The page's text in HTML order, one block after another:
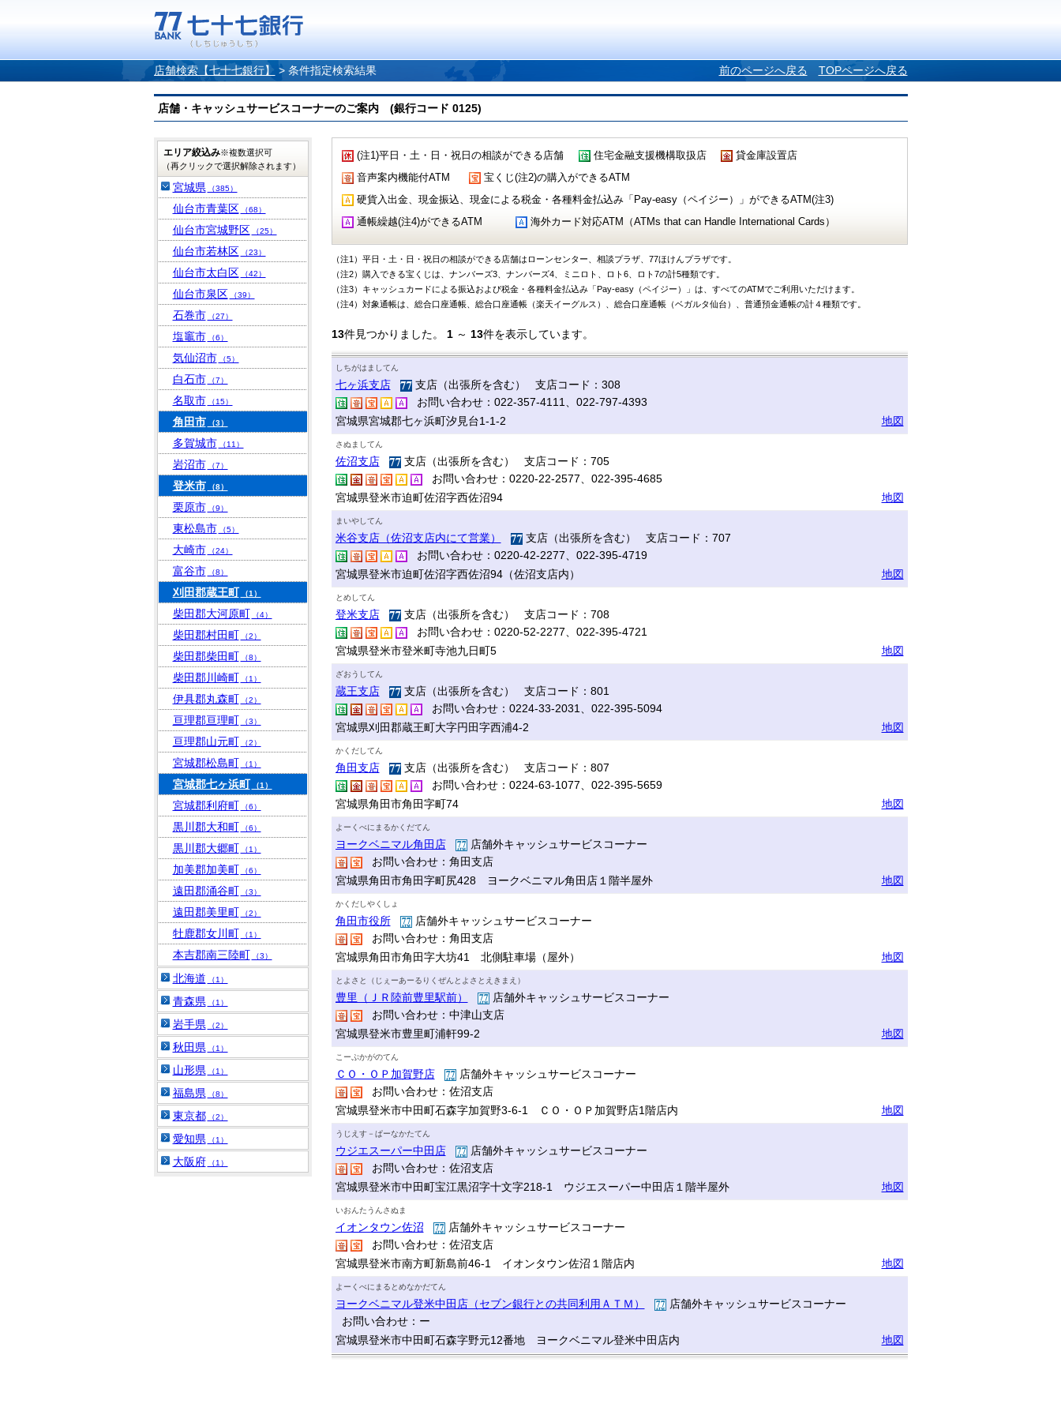
店舗検索【七十七銀行】 > 条件指定検索結果 前のページへ戻る TOPページへ戻る
店舗・キャッシュサービスコーナーのご案内 (銀行コード 0125)
(注1)平日・土・日・祝日の相談ができる店舗 住宅金融支援機構取扱店
貸金庫設置店
音声案内機能付ATM
宝くじ(注2)の購入ができるATM
硬貨入出金、現金振込、現金による税金・各種料金払込み「Pay-easy（ペイジー）」ができるATM(注3)
通帳繰越(注4)ができるATM
海外カード対応ATM（ATMs that can Handle International Cards）
（注1）平日・土・日・祝日の相談ができる店舗はローンセンター、相談プラザ、77ほけんプラザです。
（注2）購入できる宝くじは、ナンバーズ3、ナンバーズ4、ミニロト、ロト6、ロト7の計5種類です。
（注3）キャッシュカードによる振込および税金・各種料金払込み「Pay-easy（ペイジー）」は、すべてのATMでご利用いただけます。
（注4）対象通帳は、総合口座通帳、総合口座通帳（楽天イーグルス）、総合口座通帳（ベガルタ仙台）、普通預金通帳の計４種類です。
13件見つかりました。 1～ 13件を表示しています。
しちがはましてん
七ヶ浜支店
支店（出張所を含む） 支店コード：308
お問い合わせ：022-357-4111、022-797-4393
宮城県宮城郡七ヶ浜町汐見台1-1-2
地図
さぬましてん
佐沼支店
支店（出張所を含む） 支店コード：705
お問い合わせ：0220-22-2577、022-395-4685
宮城県登米市迫町佐沼字西佐沼94
地図
まいやしてん
米谷支店（佐沼支店内にて営業）
支店（出張所を含む） 支店コード：707
お問い合わせ：0220-42-2277、022-395-4719
宮城県登米市迫町佐沼字西佐沼94（佐沼支店内）
地図
とめしてん
登米支店
支店（出張所を含む） 支店コード：708
お問い合わせ：0220-52-2277、022-395-4721
宮城県登米市登米町寺池九日町5
地図
ざおうしてん
蔵王支店
支店（出張所を含む） 支店コード：801
お問い合わせ：0224-33-2031、022-395-5094
宮城県刈田郡蔵王町大字円田字西浦4-2
地図
かくだしてん
角田支店
支店（出張所を含む） 支店コード：807
お問い合わせ：0224-63-1077、022-395-5659
宮城県角田市角田字町74
地図
よーくべにまるかくだてん
ヨークベニマル角田店
店舗外キャッシュサービスコーナー
お問い合わせ：角田支店
宮城県角田市角田字町尻428 ヨークベニマル角田店１階半屋外
地図
かくだしやくしょ
角田市役所
店舗外キャッシュサービスコーナー
お問い合わせ：角田支店
宮城県角田市角田字大坊41 北側駐車場（屋外）
地図
とよさと（じぇーあーるりくぜんとよさとえきまえ）
豊里（ＪＲ陸前豊里駅前）
店舗外キャッシュサービスコーナー
お問い合わせ：中津山支店
宮城県登米市豊里町浦軒99-2
地図
こーぷかがのてん
ＣＯ・ＯＰ加賀野店
店舗外キャッシュサービスコーナー
お問い合わせ：佐沼支店
宮城県登米市中田町石森字加賀野3-6-1 ＣＯ・ＯＰ加賀野店1階店内
地図
うじえす－ぱーなかたてん
ウジエスーパー中田店
店舗外キャッシュサービスコーナー
お問い合わせ：佐沼支店
宮城県登米市中田町宝江黒沼字十文字218-1 ウジエスーパー中田店１階半屋外
地図
いおんたうんさぬま
イオンタウン佐沼
店舗外キャッシュサービスコーナー
お問い合わせ：佐沼支店
宮城県登米市南方町新島前46-1 イオンタウン佐沼１階店内
地図
よーくべにまるとめなかだてん
ヨークベニマル登米中田店（セブン銀行との共同利用ＡＴＭ）
店舗外キャッシュサービスコーナー
お問い合わせ：ー
宮城県登米市中田町石森字野元12番地 ヨークベニマル登米中田店内
地図
エリア絞込み※複数選択可
（再クリックで選択解除されます）
宮城県 （385）
仙台市青葉区 （68）
仙台市宮城野区 （25）
仙台市若林区 （23）
仙台市太白区 （42）
仙台市泉区 （39）
石巻市 （27）
塩竈市 （6）
気仙沼市 （5）
白石市 （7）
名取市 （15）
角田市 （3）
多賀城市 （11）
岩沼市 （7）
登米市 （8）
栗原市 （9）
東松島市 （5）
大崎市 （24）
富谷市 （8）
刈田郡蔵王町 （1）
柴田郡大河原町 （4）
柴田郡村田町 （2）
柴田郡柴田町 （8）
柴田郡川崎町 （1）
伊具郡丸森町 （2）
亘理郡亘理町 （3）
亘理郡山元町 （2）
宮城郡松島町 （1）
宮城郡七ヶ浜町 （1）
宮城郡利府町 （6）
黒川郡大和町 （6）
黒川郡大郷町 （1）
加美郡加美町 （6）
遠田郡涌谷町 （3）
遠田郡美里町 （2）
牡鹿郡女川町 （1）
本吉郡南三陸町 （3）
北海道 （1）
青森県 （1）
岩手県 （2）
秋田県 （1）
山形県 （1）
福島県 （8）
東京都 （2）
愛知県 （1）
大阪府 （1）